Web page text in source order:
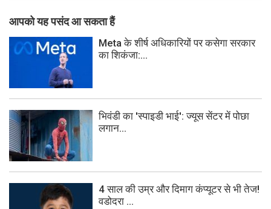
आपको यह पसंद आ सकता हैं
Meta के शीर्ष अधिकारियों पर कसेगा सरकार
का शिकंजा:...
भिवंडी का 'स्पाइडी भाई': ज्यूस सेंटर में पोछा
लगान...
4 साल की उम्र और दिमाग कंप्यूटर से भी तेज!
वडोदरा ...